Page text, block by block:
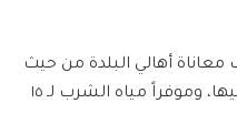
معاناة أهالي البلدة من حيث
الحاجة للمياه وتكاليف الحصول عليها، وموفراً مياه الشرب لـ ١٥